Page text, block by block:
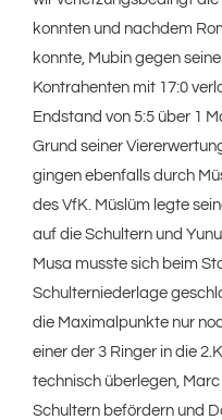
konnten und nachdem
konnte, Mubin gegen
Kontrahenten mit 17:0
Endstand von 5:5 über 1
Grund seiner
gingen ebenfalls durch
des VfK. Müslüm legte
auf die Schultern und
Musa musste sich beim
Schulterniederlage
die Maximalpunkte nur
einer der 3 Ringer in die
technisch überlegen,
Schultern befördern und